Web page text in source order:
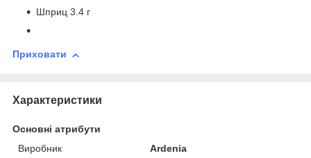
Шприц 3.4 г
Приховати
Характеристики
Основні атрибути
Виробник
Ardenia